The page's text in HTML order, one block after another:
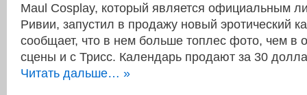
Maul Cosplay, который является официальным
Ривии, запустил в продажу новый эротический
сообщает, что в нем больше топлес фото, чем в
сцены и с Трисс. Календарь продают за 30
Читать дальше… »